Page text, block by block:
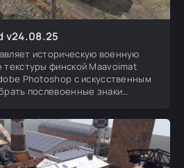
v24.08.25
историческую военную
текстуры финской Maavoimat
Photoshop с искусственным
послевоенные знаки